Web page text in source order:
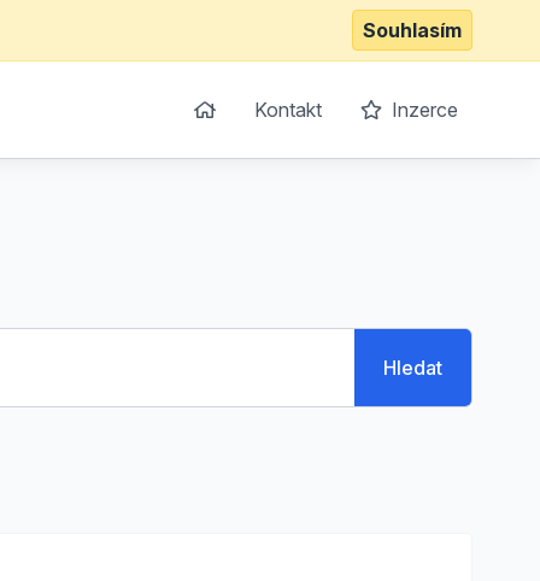
Souhlasím
Kontakt Inzerce
Hledat